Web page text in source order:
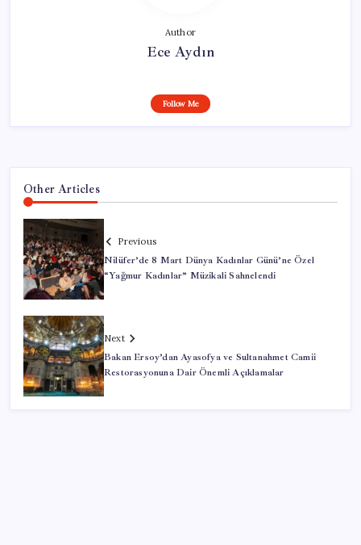
Author
Ece Aydın
Follow Me
Other Articles
Previous
Nilüfer’de 8 Mart Dünya Kadınlar Günü’ne Özel
“Yağmur Kadınlar” Müzikali Sahnelendi
Next
Bakan Ersoy’dan Ayasofya ve Sultanahmet Camii
Restorasyonuna Dair Önemli Açıklamalar